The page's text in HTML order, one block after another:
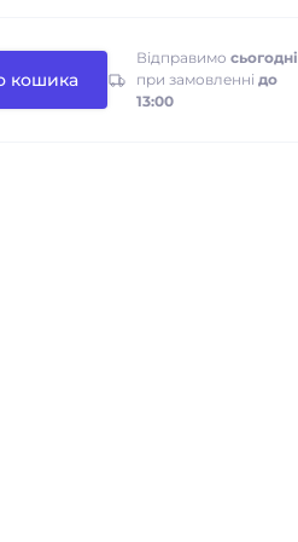
кошика
Відправимо сьогодні
при замовленні до
13:00